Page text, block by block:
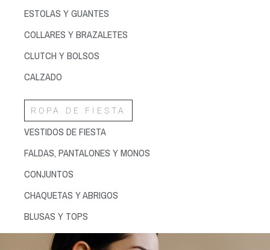
ESTOLAS Y GUANTES
COLLARES Y BRAZALETES
CLUTCH Y BOLSOS
CALZADO
ROPA DE FIESTA
VESTIDOS DE FIESTA
FALDAS, PANTALONES Y MONOS
CONJUNTOS
CHAQUETAS Y ABRIGOS
BLUSAS Y TOPS